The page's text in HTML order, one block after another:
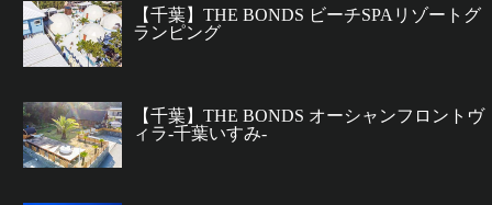
【千葉】THE BONDS ビーチSPAリゾートグ
ランピング
【千葉】THE BONDS オーシャンフロントヴ
ィラ-千葉いすみ-